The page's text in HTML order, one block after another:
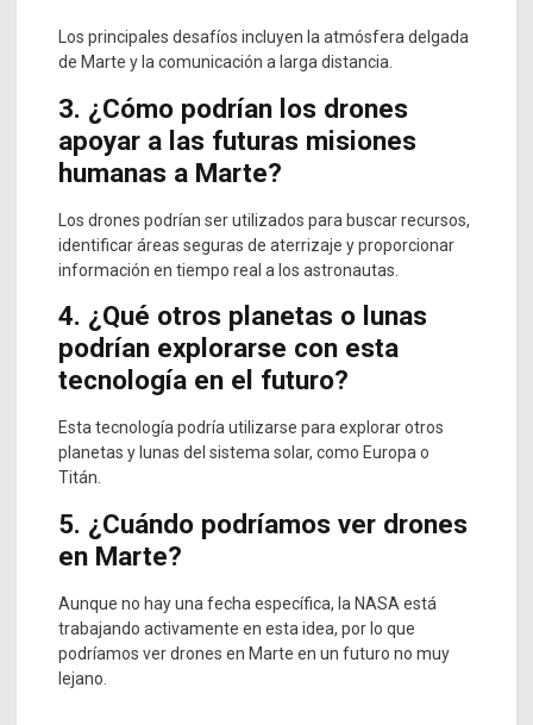
Los principales desafíos incluyen la atmósfera delgada
de Marte y la comunicación a larga distancia.
3. ¿Cómo podrían los drones
apoyar a las futuras misiones
humanas a Marte?
Los drones podrían ser utilizados para buscar recursos,
identificar áreas seguras de aterrizaje y proporcionar
información en tiempo real a los astronautas.
4. ¿Qué otros planetas o lunas
podrían explorarse con esta
tecnología en el futuro?
Esta tecnología podría utilizarse para explorar otros
planetas y lunas del sistema solar, como Europa o
Titán.
5. ¿Cuándo podríamos ver drones
en Marte?
Aunque no hay una fecha específica, la NASA está
trabajando activamente en esta idea, por lo que
podríamos ver drones en Marte en un futuro no muy
lejano.